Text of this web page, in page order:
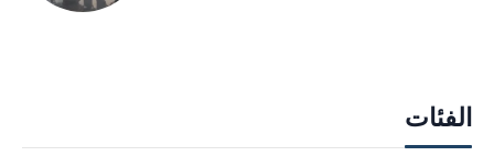
الفئات